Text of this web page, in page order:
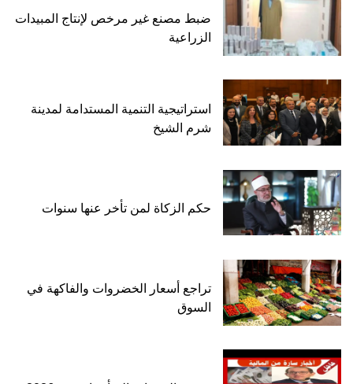
ضبط مصنع غير مرخص لإنتاج المبيدات
الزراعية
استراتيجية التنمية المستدامة لمدينة
شرم الشيخ
حكم الزكاة لمن تأخر عنها سنوات
تراجع أسعار الخضروات والفاكهة في
السوق